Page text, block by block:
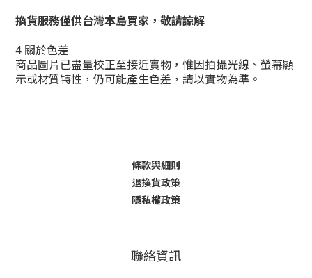
換貨服務僅供台灣本島買家，敬請諒解
4 關於色差
商品圖片已盡量校正至接近實物，惟因拍攝光線、螢幕顯
示或材質特性，仍可能產生色差，請以實物為準。
條款與細則
退換貨政策
隱私權政策
聯絡資訊